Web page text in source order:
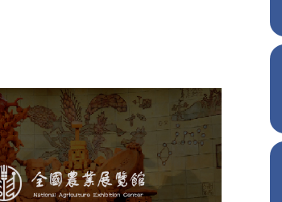
农业展览馆